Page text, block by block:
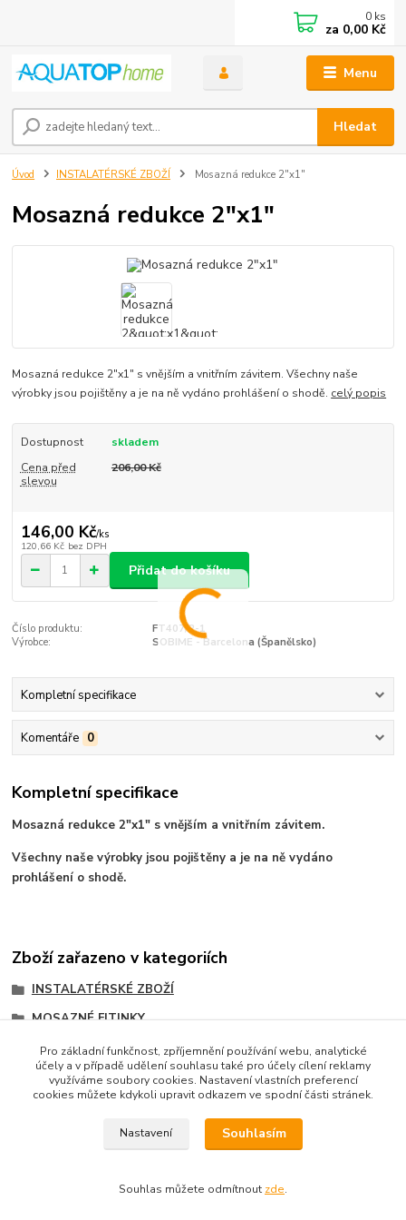
Menu
Hledat
0 ks
za 0,00 Kč
Úvod INSTALATÉRSKÉ ZBOŽÍ Mosazná redukce 2"x1"
Mosazná redukce 2"x1"
Mosazná redukce 2"x1" s vnějším a vnitřním závitem. Všechny naše
výrobky jsou pojištěny a je na ně vydáno prohlášení o shodě. celý popis
Dostupnost
skladem
Cena před
slevou
206,00 Kč
146,00 Kč/ks
120,66 Kč bez DPH
Přidat do košíku
Číslo produktu:
FT407/2-1
Výrobce:
SOBIME - Barcelona (Španělsko)
Kompletní specifikace
Komentáře 0
Kompletní specifikace
Mosazná redukce 2"x1" s vnějším a vnitřním závitem.
Všechny naše výrobky jsou pojištěny a je na ně vydáno
prohlášení o shodě.
Zboží zařazeno v kategoriích
INSTALATÉRSKÉ ZBOŽÍ
MOSAZNÉ FITINKY
Redukce mosazná
Redukce mosazná
Pro základní funkčnost, zpříjemnění používání webu, analytické
účely a v případě udělení souhlasu také pro účely cílení reklamy
využíváme soubory cookies. Nastavení vlastních preferencí
cookies můžete kdykoli upravit odkazem ve spodní části stránek.
Nastavení Souhlasím
Souhlas můžete odmítnout zde.